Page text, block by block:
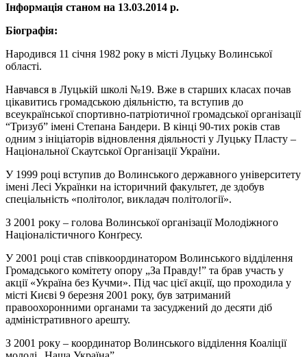
Інформація станом на 13.03.2014 р.
Біографія:
Народився 11 січня 1982 року в місті Луцьку Волинської
області.
Навчався в Луцькій школі №19. Вже в старших класах почав
цікавитись громадською діяльністю, та вступив до
всеукраїнської спортивно-патріотичної громадської організації
“Тризуб” імені Степана Бандери. В кінці 90-тих років став
одним з ініціаторів відновлення діяльності у Луцьку Пласту –
Національної Скаутської Організації України.
У 1999 році вступив до Волинського державного університету
імені Лесі Українки на історичний факультет, де здобув
спеціальність «політолог, викладач політології».
З 2001 року – голова Волинської організації Молодіжного
Націоналістичного Конґресу.
У 2001 році став співкоординатором Волинського відділення
Громадського комітету опору „За Правду!” та брав участь у
акції «Україна без Кучми». Під час цієї акції, що проходила у
місті Києві 9 березня 2001 року, був затриманий
правоохоронними органами та засуджений до десяти діб
адміністративного арешту.
З 2001 року – координатор Волинського відділення Коаліції